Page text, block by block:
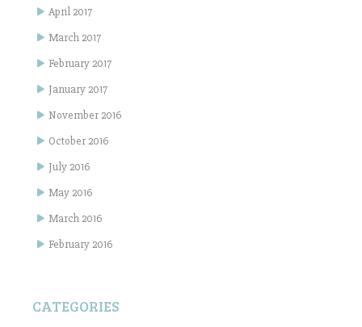
April 2017
March 2017
February 2017
January 2017
November 2016
October 2016
July 2016
May 2016
March 2016
February 2016
CATEGORIES